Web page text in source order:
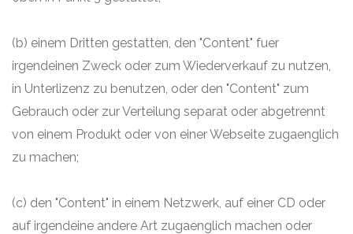
(b) einem Dritten gestatten, den "Content" fuer
irgendeinen Zweck oder zum Wiederverkauf zu nutzen,
in Unterlizenz zu benutzen, oder den "Content" zum
Gebrauch oder zur Verteilung separat oder abgetrennt
von einem Produkt oder von einer Webseite zugaenglich
zu machen;
(c) den "Content" in einem Netzwerk, auf einer CD oder
auf irgendeine andere Art zugaenglich machen oder